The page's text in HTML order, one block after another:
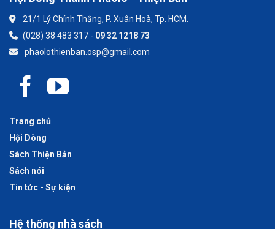
21/1 Lý Chính Thắng, P. Xuân Hoà, Tp. HCM.
(028) 38 483 317 - 09 32 1218 73
phaolothienban.osp@gmail.com
Trang chủ
Hội Dòng
Sách Thiện Bản
Sách nói
Tin tức - Sự kiện
Hệ thống nhà sách